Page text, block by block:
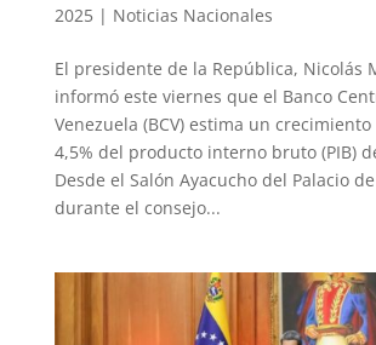
2025| Noticias Nacionales
El presidente de la República, Nicolás
informó este viernes que el Banco
Venezuela (BCV) estima un
4,5% del producto interno bruto (PIB)
Desde el Salón Ayacucho del Palacio
durante el consejo...